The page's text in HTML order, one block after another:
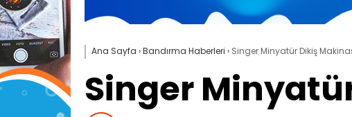
Ana Sayfa ›Bandırma Haberleri › Singer Minyatür Dikiş
Singer